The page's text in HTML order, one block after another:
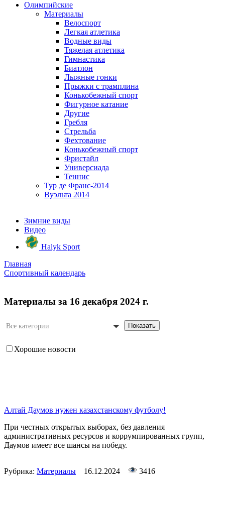
Олимпийские
Материалы
Велоспорт
Легкая атлетика
Водные виды
Тяжелая атлетика
Гимнастика
Биатлон
Лыжные гонки
Прыжки с трамплина
Конькобежный спорт
Фигурное катание
Другие
Гребля
Стрельба
Фехтование
Конькобежный спорт
Фристайл
Универсиада
Теннис
Тур де Франс-2014
Вуэльта 2014
Зимние виды
Видео
Halyk Sport
Главная
Спортивный календарь
Материалы за 16 декабря 2024 г.
Все категории Показать
Хорошие новости
Алтай Даумов нужен казахстанскому футболу!
При честных открытых выборах, без давления
административных ресурсов и коррумпированных групп,
Даумов имеет все шансы на победу.
Рубрика: Материалы 16.12.2024 3416